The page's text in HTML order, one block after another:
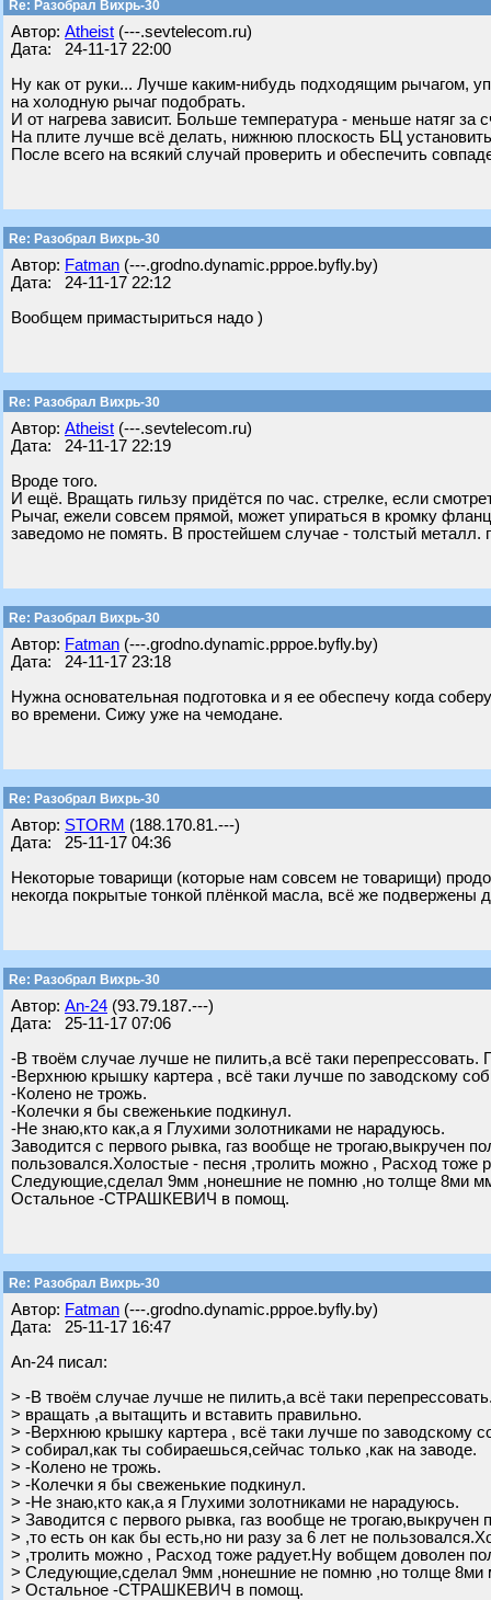
Re: Разобрал Вихрь-30
Автор: Atheist (---.sevtelecom.ru)
Дата: 24-11-17 22:00
Ну как от руки... Лучше каким-нибудь подходящим рычагом,
на холодную рычаг подобрать.
И от нагрева зависит. Больше температура - меньше натяг
На плите лучше всё делать, нижнюю плоскость БЦ
После всего на всякий случай проверить и обеспечить
Re: Разобрал Вихрь-30
Автор: Fatman (---.grodno.dynamic.pppoe.byfly.by)
Дата: 24-11-17 22:12
Вообщем примастыриться надо )
Re: Разобрал Вихрь-30
Автор: Atheist (---.sevtelecom.ru)
Дата: 24-11-17 22:19
Вроде того.
И ещё. Вращать гильзу придётся по час. стрелке, если
Рычаг, ежели совсем прямой, может упираться в кромку
заведомо не помять. В простейшем случае - толстый металл.
Re: Разобрал Вихрь-30
Автор: Fatman (---.grodno.dynamic.pppoe.byfly.by)
Дата: 24-11-17 23:18
Нужна основательная подготовка и я ее обеспечу когда
во времени. Сижу уже на чемодане.
Re: Разобрал Вихрь-30
Автор: STORM (188.170.81.---)
Дата: 25-11-17 04:36
Некоторые товарищи (которые нам совсем не товарищи)
некогда покрытые тонкой плёнкой масла, всё же подвержены
Re: Разобрал Вихрь-30
Автор: An-24 (93.79.187.---)
Дата: 25-11-17 07:06
-В твоём случае лучше не пилить,а всё таки
-Верхнюю крышку картера , всё таки лучше по заводскому
-Колено не трожь.
-Колечки я бы свеженькие подкинул.
-Не знаю,кто как,а я Глухими золотниками не нарадуюсь.
Заводится с первого рывка, газ вообще не трогаю,выкручен
пользовался.Холостые - песня ,тролить можно , Расход
Следующие,сделал 9мм ,нонешние не помню ,но толще 8ми
Остальное -СТРАШКЕВИЧ в помощ.
Re: Разобрал Вихрь-30
Автор: Fatman (---.grodno.dynamic.pppoe.byfly.by)
Дата: 25-11-17 16:47
An-24 писал:
> -В твоём случае лучше не пилить,а всё таки
> вращать ,а вытащить и вставить правильно.
> -Верхнюю крышку картера , всё таки лучше по заводскому
> собирал,как ты собираешься,сейчас только ,как на заводе.
> -Колено не трожь.
> -Колечки я бы свеженькие подкинул.
> -Не знаю,кто как,а я Глухими золотниками не нарадуюсь.
> Заводится с первого рывка, газ вообще не трогаю,выкручен
> ,то есть он как бы есть,но ни разу за 6 лет не
> ,тролить можно , Расход тоже радует.Ну вобщем доволен
> Следующие,сделал 9мм ,нонешние не помню ,но толще 8ми
> Остальное -СТРАШКЕВИЧ в помощ.